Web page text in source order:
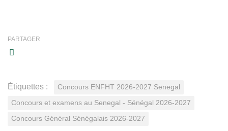
PARTAGER
Étiquettes : Concours ENFHT 2026-2027 Senegal
Concours et examens au Senegal - Sénégal 2026-2027
Concours Général Sénégalais 2026-2027